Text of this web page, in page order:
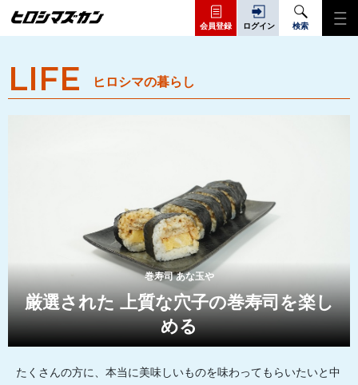
会員登録 ログイン 検索
LIFE ヒロシマの暮らし
巻寿司 あな玉や
厳選された 上質な穴子の巻寿司を楽し
める
たくさんの方に、本当に美味しいものを味わってもらいたいと中